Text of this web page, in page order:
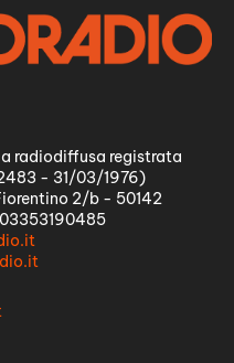
radiodiffusa registrata
- 31/03/1976)
2/b - 50142
03353190485